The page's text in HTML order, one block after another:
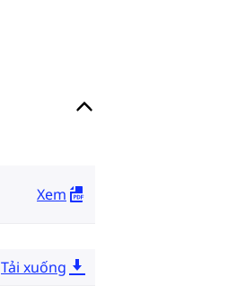
Xem
Tải xuống